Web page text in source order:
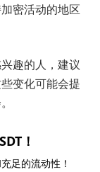
密活动的地区
趣的人，建议
变化可能会提
！
足的流动性！